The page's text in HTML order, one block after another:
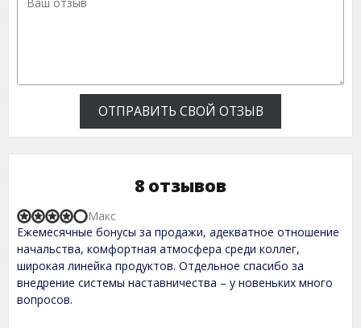
ОТПРАВИТЬ СВОЙ ОТЗЫВ
8 отзывов
R
a
t
d
4
,
Ежемесячные бонусы за продажи, адекватное отношение
начальства, комфортная атмосфера среди коллег,
широкая линейка продуктов. Отдельное спасибо за
внедрение системы наставничества – у новеньких много
вопросов.
Макс